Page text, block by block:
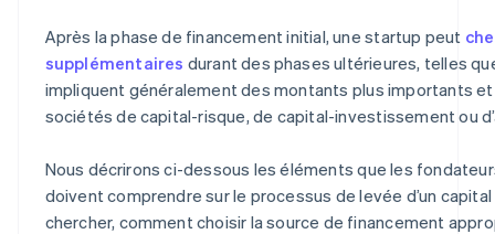
Après la phase de financement initial, une startup peut
supplémentaires durant des phases ultérieures, telles
impliquent généralement des montants plus importants
sociétés de capital-risque, de capital-investissement ou
Nous décrirons ci-dessous les éléments que les
doivent comprendre sur le processus de levée d’un capital
chercher, comment choisir la source de financement